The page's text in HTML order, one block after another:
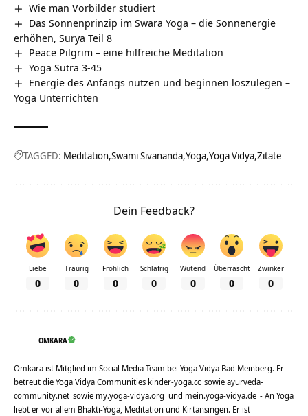
Wie man Vorbilder studiert
Das Sonnenprinzip im Swara Yoga – die Sonnenergie
erhöhen, Surya Teil 8
Peace Pilgrim – eine hilfreiche Meditation
Yoga Sutra 3-45
Energie des Anfangs nutzen und beginnen loszulegen –
Yoga Unterrichten
TAGGED: Meditation Swami Sivananda Yoga Yoga Vidya Zitate
Dein Feedback?
Liebe
0
Traurig
0
Fröhlich
0
Schläfrig
0
Wütend
0
Überrascht
0
Zwinker
0
OMKARA
Omkara ist Mitglied im Social Media Team bei Yoga Vidya Bad Meinberg. Er
betreut die Yoga Vidya Communities kinder-yoga.cc sowieayurveda-
community.net sowie my.yoga-vidya.org und mein.yoga-vidya.de - An Yoga
liebt er vor allem Bhakti-Yoga, Meditation und Kirtansingen. Er ist